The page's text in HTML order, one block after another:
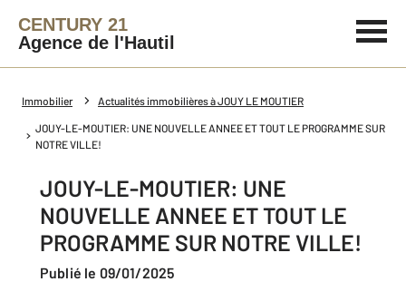
CENTURY 21
Agence de l'Hautil
Immobilier Actualités immobilières à JOUY LE MOUTIER
JOUY-LE-MOUTIER: UNE NOUVELLE ANNEE ET TOUT LE PROGRAMME SUR
NOTRE VILLE!
JOUY-LE-MOUTIER: UNE
NOUVELLE ANNEE ET TOUT LE
PROGRAMME SUR NOTRE VILLE!
Publié le 09/01/2025